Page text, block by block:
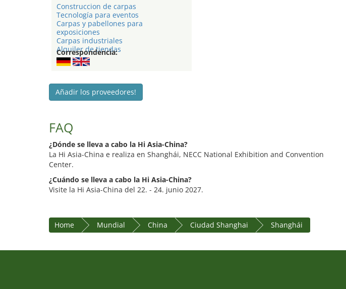
Construccion de carpas
Tecnología para eventos
Carpas y pabellones para
exposiciones
Carpas industriales
Alquiler de tiendas
Correspondencia:
Añadir los proveedores!
FAQ
¿Dónde se lleva a cabo la Hi Asia-China?
La Hi Asia-China e realiza en Shanghái, NECC National Exhibition and Convention
Center.
¿Cuándo se lleva a cabo la Hi Asia-China?
Visite la Hi Asia-China del 22. - 24. junio 2027.
Home Mundial China Ciudad Shanghai Shanghái